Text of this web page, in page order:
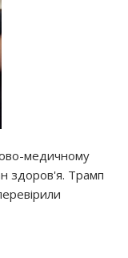
медичному
здоров'я. Трамп